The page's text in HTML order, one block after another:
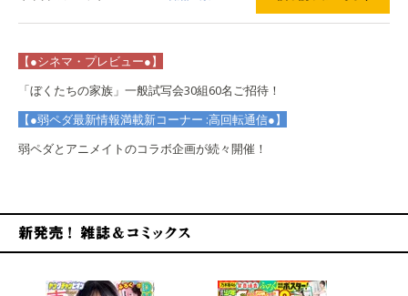
【●シネマ・プレビュー●】
「ぼくたちの家族」一般試写会30組60名ご招待！
【●弱ペダ最新情報満載新コーナー :高回転通信●】
弱ペダとアニメイトのコラボ企画が続々開催！